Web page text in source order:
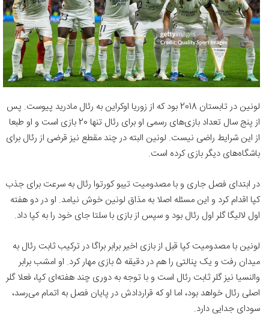
لونین در تابستان 2018 بود که از زوریا اوکراین به رئال مادرید پیوست. پس
از پنج سال تعداد بازی‌های رسمی او برای رئال تنها 20 بازی است و او طبعا
از این شرایط راضی نیست. لونین البته در چند مقطع نیز قرضی از رئال برای
باشگاه‌های دیگر بازی کرده است.
در ابتدای فصل جاری و با مصدومیت تیبو کورتوا رئال به سرعت برای جذب
کپا اقدام کرد و این مسئله اصلا به مذاق لونین خوش نیامد. او در دو هفته
اول لالیگا گلر اول رئال بود و سپس از بازی با سلتا جای خود را به کپا داد.
لونین با مصدومیت کپا قبل از بازی اخیر برابر براگا در ترکیب ثابت رئال به
میدان رفت و یک پنالتی را هم در دقیقه 5 بازی مهار کرد. او امشب برابر
والنسیا نیز گلر ثابت رئال است و با توجه به دوری چند هفته‌ای کپا، فعلا گلر
اصلی رئال خواهد بود، اما او که قراردادش در پایان فصل به اتمام می‌رسد،
سودای جدایی دارد.